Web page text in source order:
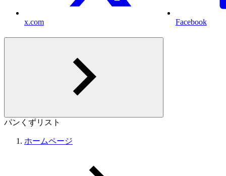
x.com Facebook
パンくずリスト
ホームページ